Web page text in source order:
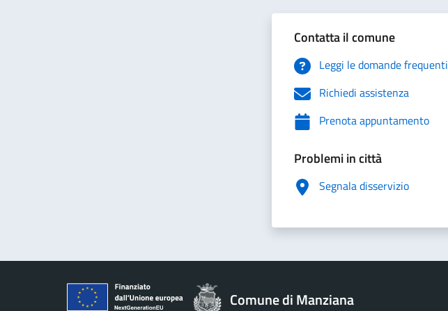
Contatta il comune
Leggi le domande frequenti
Richiedi assistenza
Prenota appuntamento
Problemi in città
Segnala disservizio
Comune di Manziana